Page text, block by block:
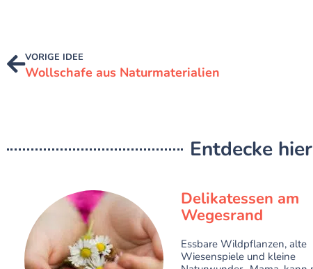
VORIGE IDEE
Wollschafe aus Naturmaterialien
Entdecke
Delikatessen am
Wegesrand
Essbare Wildpflanzen, alte
Wiesenspiele und kleine